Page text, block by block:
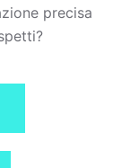
precisa